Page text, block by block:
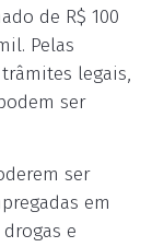
de R$ 100
Pelas
legais,
ser
ser
em
e